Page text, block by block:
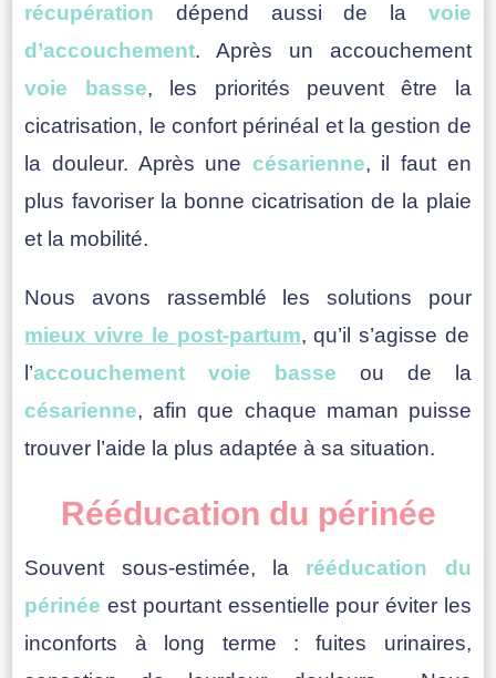
récupération dépend aussi de la voie
d’accouchement. Après un accouchement
voie basse, les priorités peuvent être la
cicatrisation, le confort périnéal et la gestion de
la douleur. Après une césarienne, il faut en
plus favoriser la bonne cicatrisation de la plaie
et la mobilité.
Nous avons rassemblé les solutions pour
mieux vivre le post-partum, qu’il s’agisse de
l’accouchement voie basse ou de la
césarienne, afin que chaque maman puisse
trouver l’aide la plus adaptée à sa situation.
Rééducation du périnée
Souvent sous-estimée, la rééducation du
périnée est pourtant essentielle pour éviter les
inconforts à long terme : fuites urinaires,